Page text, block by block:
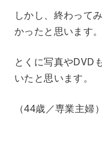
しかし、終わって
かったと思います。
とくに写真やDVD
いたと思います。
（44歳／専業主婦）